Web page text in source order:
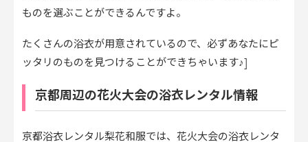
ものを選ぶことができるんですよ。
たくさんの浴衣が用意されているので、必ずあなたにピ
ッタリのものを見つけることができちゃいます♪]
京都周辺の花火大会の浴衣レンタル情報
京都浴衣レンタル梨花和服では、花火大会の浴衣レンタ